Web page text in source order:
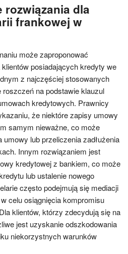
rozwiązania dla
frankowej w
może zaproponować
posiadających kredyty we
z najczęściej stosowanych
na podstawie klauzul
kredytowych. Prawnicy
że niektóre zapisy umowy
samym nieważne, co może
lub przeliczenia zadłużenia
Innym rozwiązaniem jest
kredytowej z bankiem, co może
lub ustalenie nowego
często podejmują się mediacji
celu osiągnięcia kompromisu
klientów, którzy zdecydują się na
jest uzyskanie odszkodowania
niekorzystnych warunków